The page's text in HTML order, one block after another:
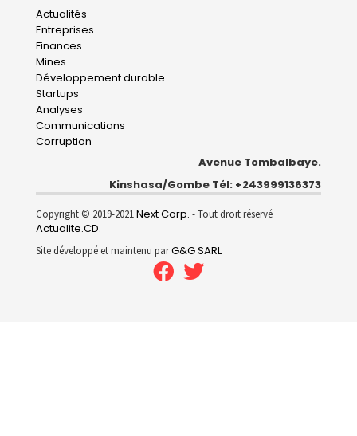
Main
navigation
Actualités
Entreprises
Finances
Mines
Développement durable
Startups
Analyses
Communications
Corruption
Avenue Tombalbaye.
Kinshasa/Gombe Tél: +243999136373
Copyright © 2019-2021Next Corp. - Tout droit réservé
Actualite.CD.
Site développé et maintenu parG&G SARL